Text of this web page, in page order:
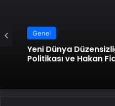
Genel
Yeni Dünya
Politikası ve Hakan